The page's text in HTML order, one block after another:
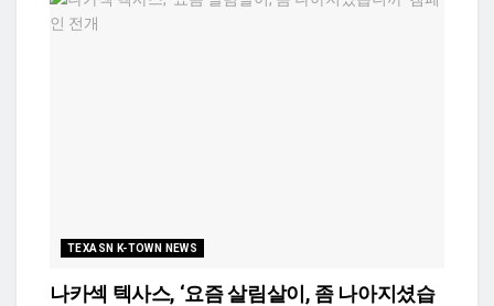
TEXASN K-TOWN NEWS
나카섹 텍사스, ‘요즘 살림살이, 좀 나아지셨습